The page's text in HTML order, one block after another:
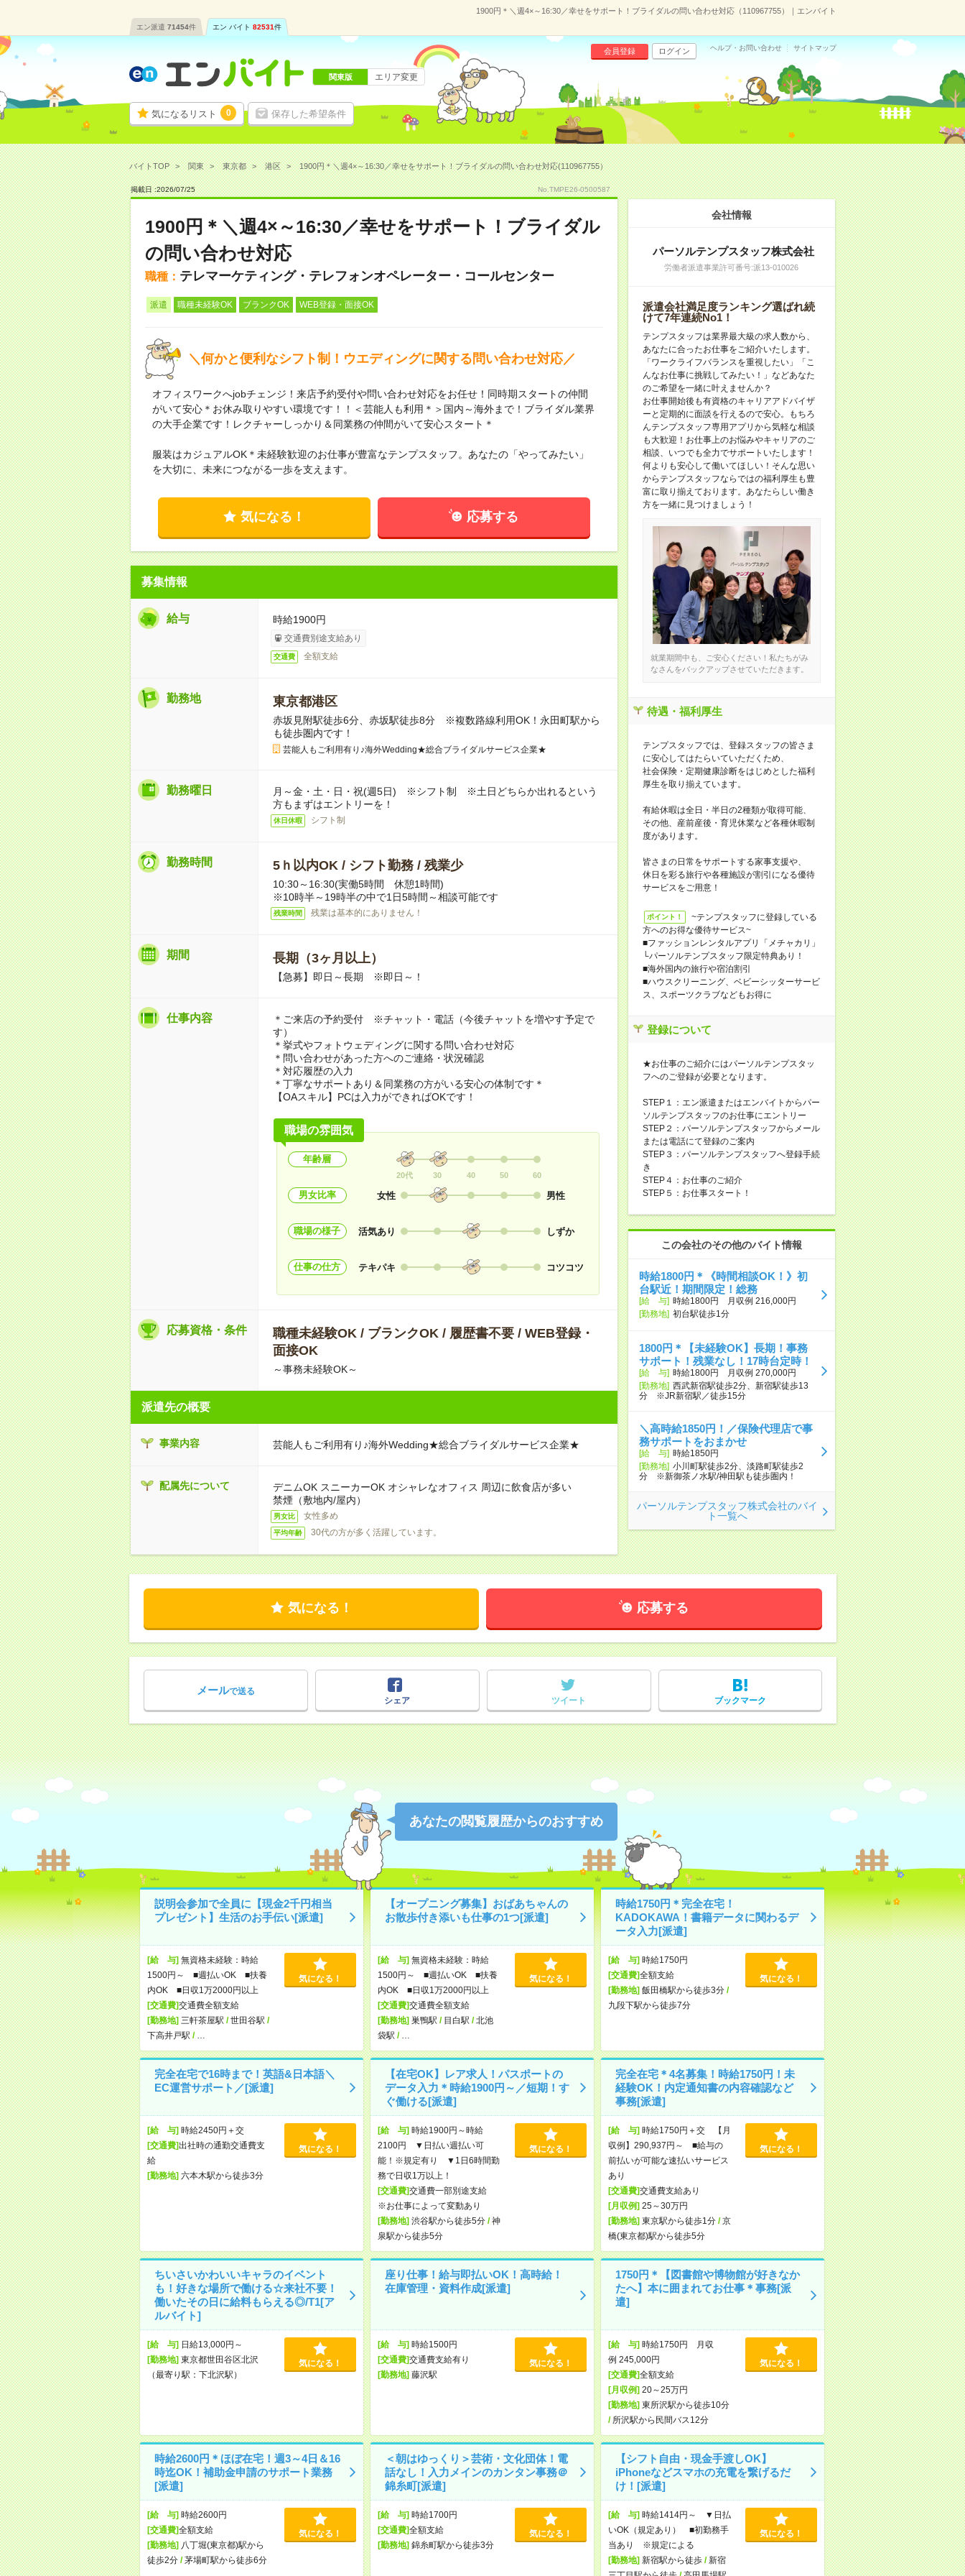
1900円＊＼週4×～16:30／幸せをサポート！ブライダルの問い合わせ対応（110967755）｜エンバイト
エン派遣 71454件 エン バイト 82531件
気になるリスト 0 保存した希望条件
会員登録 ログイン ヘルプ・お問い合わせ サイトマップ
関東版 エリア変更
バイトTOP 関東 東京都 港区 1900円＊＼週4×～16:30／幸せをサポート！ブライダルの問い合わせ対応(110967755）
掲載日 :2026/07/25 No.TMPE26-0500587
1900円＊＼週4×～16:30／幸せをサポート！ブライダル
の問い合わせ対応
職種： テレマーケティング・テレフォンオペレーター・コールセンター
派遣 職種未経験OK ブランクOK WEB登録・面接OK
＼何かと便利なシフト制！ウエディングに関する問い合わせ対応／
オフィスワークへjobチェンジ！来店予約受付や問い合わせ対応をお任せ！同時期スタートの仲間
がいて安心＊お休み取りやすい環境です！！＜芸能人も利用＊＞国内～海外まで！ブライダル業界
の大手企業です！レクチャーしっかり＆同業務の仲間がいて安心スタート＊
服装はカジュアルOK＊未経験歓迎のお仕事が豊富なテンプスタッフ。あなたの「やってみたい」
を大切に、未来につながる一歩を支えます。
気になる！ 応募する
募集情報
給与 時給1900円
交通費別途支給あり
交通費 全額支給
勤務地 東京都港区
赤坂見附駅徒歩6分、赤坂駅徒歩8分 ※複数路線利用OK！永田町駅から
も徒歩圏内です！
芸能人もご利用有り♪海外Wedding★総合ブライダルサービス企業★
勤務曜日
月～金・土・日・祝(週5日) ※シフト制 ※土日どちらか出れるという
方もまずはエントリーを！
休日休暇 シフト制
勤務時間 5ｈ以内OK / シフト勤務 / 残業少
10:30～16:30(実働5時間 休憩1時間)
※10時半～19時半の中で1日5時間～相談可能です
残業時間 残業は基本的にありません！
期間 長期（3ヶ月以上）
【急募】即日～長期 ※即日～！
仕事内容
＊ご来店の予約受付 ※チャット・電話（今後チャットを増やす予定で
す）
＊挙式やフォトウェディングに関する問い合わせ対応
＊問い合わせがあった方へのご連絡・状況確認
＊対応履歴の入力
＊丁寧なサポートあり＆同業務の方がいる安心の体制です＊
【OAスキル】PCは入力ができればOKです！
職場の雰囲気
年齢層
20代 30 40 50 60
男女比率 女性 男性
職場の様子 活気あり しずか
仕事の仕方 テキパキ コツコツ
応募資格・条件
職種未経験OK / ブランクOK / 履歴書不要 / WEB登録・
面接OK
～事務未経験OK～
派遣先の概要
事業内容 芸能人もご利用有り♪海外Wedding★総合ブライダルサービス企業★
配属先について
デニムOK スニーカーOK オシャレなオフィス 周辺に飲食店が多い
禁煙（敷地内/屋内）
男女比 女性多め
平均年齢 30代の方が多く活躍しています。
会社情報
パーソルテンプスタッフ株式会社
労働者派遣事業許可番号:派13-010026
派遣会社満足度ランキング選ばれ続
けて7年連続No1！
テンプスタッフは業界最大級の求人数から、
あなたに合ったお仕事をご紹介いたします。
「ワークライフバランスを重視したい」「こ
んなお仕事に挑戦してみたい！」などあなた
のご希望を一緒に叶えませんか？
お仕事開始後も有資格のキャリアアドバイザ
ーと定期的に面談を行えるので安心。もちろ
んテンプスタッフ専用アプリから気軽な相談
も大歓迎！お仕事上のお悩みやキャリアのご
相談、いつでも全力でサポートいたします！
何よりも安心して働いてほしい！そんな思い
からテンプスタッフならではの福利厚生も豊
富に取り揃えております。あなたらしい働き
方を一緒に見つけましょう！
就業期間中も、ご安心ください！私たちがみ
なさんをバックアップさせていただきます。
待遇・福利厚生
テンプスタッフでは、登録スタッフの皆さま
に安心してはたらいていただくため、
社会保険・定期健康診断をはじめとした福利
厚生を取り揃えています。
有給休暇は全日・半日の2種類が取得可能、
その他、産前産後・育児休業など各種休暇制
度があります。
皆さまの日常をサポートする家事支援や、
休日を彩る旅行や各種施設が割引になる優待
サービスをご用意！
ポイント！
~テンプスタッフに登録している
方へのお得な優待サービス~
■ファッションレンタルアプリ「メチャカリ」
└パーソルテンプスタッフ限定特典あり！
■海外国内の旅行や宿泊割引
■ハウスクリーニング、ベビーシッターサービ
ス、スポーツクラブなどもお得に
登録について
★お仕事のご紹介にはパーソルテンプスタッ
フへのご登録が必要となります。
STEP１：エン派遣またはエンバイトからパー
ソルテンプスタッフのお仕事にエントリー
STEP２：パーソルテンプスタッフからメール
または電話にて登録のご案内
STEP３：パーソルテンプスタッフへ登録手続
き
STEP４：お仕事のご紹介
STEP５：お仕事スタート！
この会社のその他のバイト情報
時給1800円＊《時間相談OK！》初
台駅近！期間限定！総務
[給 与] 時給1800円 月収例 216,000円
[勤務地] 初台駅徒歩1分
1800円＊【未経験OK】長期！事務
サポート！残業なし！17時台定時！
[給 与] 時給1800円 月収例 270,000円
[勤務地] 西武新宿駅徒歩2分、新宿駅徒歩13
分 ※JR新宿駅／徒歩15分
＼高時給1850円！／保険代理店で事
務サポートをおまかせ
[給 与] 時給1850円
[勤務地] 小川町駅徒歩2分、淡路町駅徒歩2
分 ※新御茶ノ水駅/神田駅も徒歩圏内！
パーソルテンプスタッフ株式会社のバイ
ト一覧へ
気になる！ 応募する
メールで送る
シェア
ツイート ブックマーク
あなたの閲覧履歴からのおすすめ
説明会参加で全員に【現金2千円相当
プレゼント】生活のお手伝い[派遣]
[給 与]無資格未経験：時給
1500円～ ■週払いOK ■扶養
内OK ■日収1万2000円以上
[交通費]交通費全額支給
[勤務地]三軒茶屋駅 /世田谷駅 /
下高井戸駅 /
気になる！
【オープニング募集】おばあちゃんの
お散歩付き添いも仕事の1つ[派遣]
[給 与]無資格未経験：時給
1500円～ ■週払いOK ■扶養
内OK ■日収1万2000円以上
[交通費]交通費全額支給
[勤務地]巣鴨駅 / 目白駅 /北池
袋駅 /
気になる！
時給1750円＊完全在宅！
KADOKAWA！書籍データに関わるデ
ータ入力[派遣]
[給 与]時給1750円
[交通費]全額支給
[勤務地]飯田橋駅から徒歩3分/
九段下駅から徒歩7分
気になる！
完全在宅で16時まで！英語&日本語＼
EC運営サポート／[派遣]
[給 与]時給2450円＋交
[交通費]出社時の通勤交通費支
給
[勤務地]六本木駅から徒歩3分
気になる！
【在宅OK】レア求人！パスポートの
データ入力＊時給1900円～／短期！す
ぐ働ける[派遣]
[給 与]時給1900円～時給
2100円 ▼日払い週払い可
能！※規定有り ▼1日6時間勤
務で日収1万以上！
[交通費]交通費一部別途支給
※お仕事によって変動あり
[勤務地]渋谷駅から徒歩5分/神
泉駅から徒歩5分
気になる！
完全在宅＊4名募集！時給1750円！未
経験OK！内定通知書の内容確認など
事務[派遣]
[給 与]時給1750円＋交 【月
収例】290,937円～ ■給与の
前払いが可能な速払いサービス
あり
[交通費]交通費支給あり
[月収例]25～30万円
[勤務地]東京駅から徒歩1分/京
橋(東京都)駅から徒歩5分
気になる！
ちいさいかわいいキャラのイベント
も！好きな場所で働ける☆来社不要！
働いたその日に給料もらえる◎/T1[ア
ルバイト]
[給 与]日給13,000円～
[勤務地]東京都世田谷区北沢
（最寄り駅：下北沢駅）
気になる！
座り仕事！給与即払いOK！高時給！
在庫管理・資料作成[派遣]
[給 与]時給1500円
[交通費]交通費支給有り
[勤務地]藤沢駅
気になる！
1750円＊【図書館や博物館が好きなか
たへ】本に囲まれてお仕事＊事務[派
遣]
[給 与]時給1750円 月収
例 245,000円
[交通費]全額支給
[月収例]20～25万円
[勤務地]東所沢駅から徒歩10分
/ 所沢駅から民間バス12分
気になる！
時給2600円＊ほぼ在宅！週3～4日＆16
時迄OK！補助金申請のサポート業務
[派遣]
[給 与]時給2600円
[交通費]全額支給
[勤務地]八丁堀(東京都)駅から
徒歩2分/茅場町駅から徒歩6分
気になる！
＜朝はゆっくり＞芸術・文化団体！電
話なし！入力メインのカンタン事務＠
錦糸町[派遣]
[給 与]時給1700円
[交通費]全額支給
[勤務地]錦糸町駅から徒歩3分
気になる！
【シフト自由・現金手渡しOK】
iPhoneなどスマホの充電を繋げるだ
け！[派遣]
[給 与]時給1414円～ ▼日払
いOK（規定あり） ■初勤務手
当あり ※規定による
[勤務地]新宿駅から徒歩/新宿
気になる！